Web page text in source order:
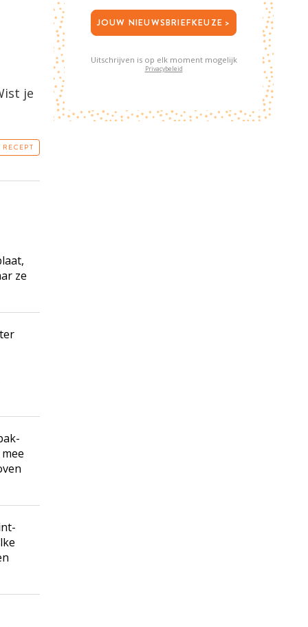
je
ze
JOUW NIEUWSBRIEFKEUZE >
Uitschrijven is op elk moment mogelijk
Privacybeleid